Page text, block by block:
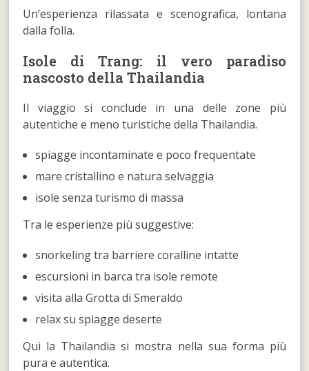
Un’esperienza rilassata e scenografica, lontana
dalla folla.
Isole di Trang: il vero paradiso
nascosto della Thailandia
Il viaggio si conclude in una delle zone più
autentiche e meno turistiche della Thailandia.
spiagge incontaminate e poco frequentate
mare cristallino e natura selvaggia
isole senza turismo di massa
Tra le esperienze più suggestive:
snorkeling tra barriere coralline intatte
escursioni in barca tra isole remote
visita alla Grotta di Smeraldo
relax su spiagge deserte
Qui la Thailandia si mostra nella sua forma più
pura e autentica.